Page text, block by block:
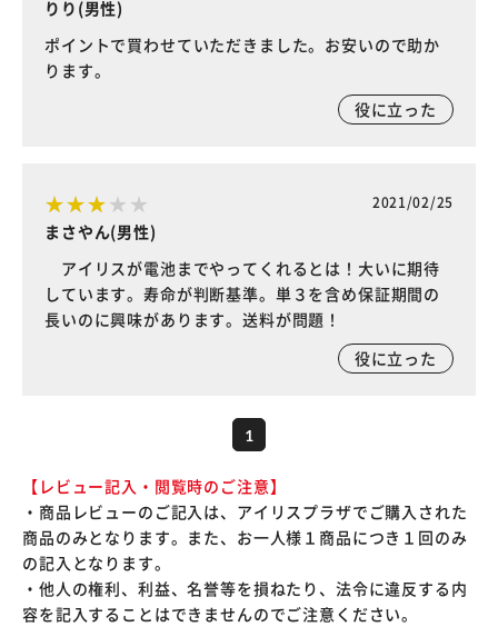
りり(男性)
ポイントで買わせていただきました。お安いので助か
ります。
役に立った
2021/02/25
まさやん(男性)
アイリスが電池までやってくれるとは！大いに期待
しています。寿命が判断基準。単３を含め保証期間の
長いのに興味があります。送料が問題！
役に立った
1
【レビュー記入・閲覧時のご注意】
・商品レビューのご記入は、アイリスプラザでご購入された
商品のみとなります。また、お一人様１商品につき１回のみ
の記入となります。
・他人の権利、利益、名誉等を損ねたり、法令に違反する内
容を記入することはできませんのでご注意ください。